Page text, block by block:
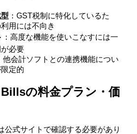
：GST税制に特化しているた
用には不向き
：高度な機能を使いこなすには一
必要
他会計ソフトとの連携機能につい
定的
の料金プラン・価
公式サイトで確認する必要があり